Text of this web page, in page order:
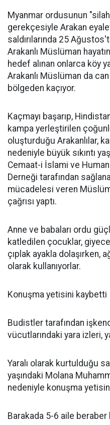
Myanmar ordusunun
gerekçesiyle Arakan
saldırılarında 25
Arakanlı Müslüman
hedef alınan onlarca köy
Arakanlı Müslüman da
bölgeden kaçıyor.
Kaçmayı başarıp,
kampa yerleştirilen
oluşturduğu Arakanlılar,
nedeniyle büyük sıkıntı
Cemaat-i İslami ve
Derneği tarafından
mücadelesi veren
çağrısı yaptı.
Anne ve babaları ordu
katledilen çocuklar,
çıplak ayakla dolaşırken,
olarak kullanıyorlar.
Konuşma yetisini kaybetti
Budistler tarafından
vücutlarındaki yara izleri,
Yaralı olarak kurtulduğu
yaşındaki Molana
nedeniyle konuşma
Barakada 5-6 aile beraber